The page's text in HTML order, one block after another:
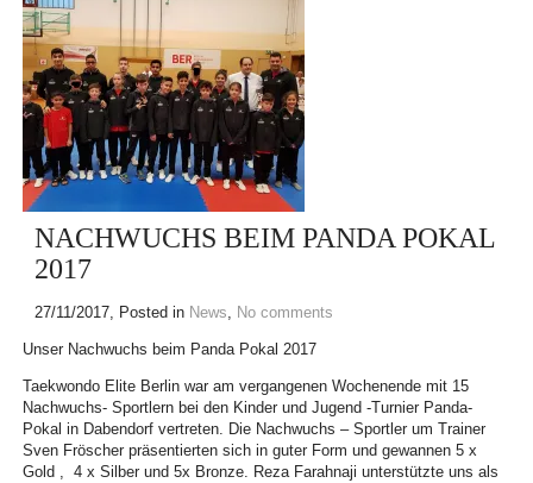
NACHWUCHS BEIM PANDA POKAL
2017
27/11/2017, Posted in News, No comments
Unser Nachwuchs beim Panda Pokal 2017
Taekwondo Elite Berlin war am vergangenen Wochenende mit 15
Nachwuchs- Sportlern bei den Kinder und Jugend -Turnier Panda-
Pokal in Dabendorf vertreten. Die Nachwuchs – Sportler um Trainer
Sven Fröscher präsentierten sich in guter Form und gewannen 5 x
Gold , 4 x Silber und 5x Bronze. Reza Farahnaji unterstützte uns als